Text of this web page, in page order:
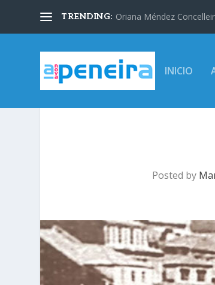
TRENDING: Oriana Méndez
INICIO
Posted by